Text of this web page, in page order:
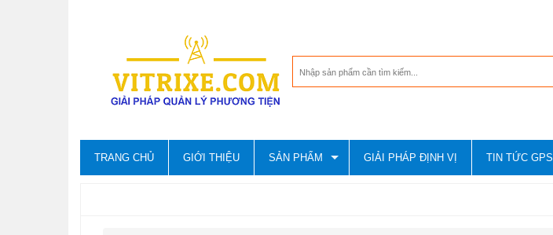
TRANG CHỦ GIỚI THIỆU SẢN PHẨM GIẢI PHÁP ĐỊNH VỊ TIN TỨC GPS